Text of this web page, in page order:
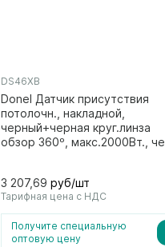
DS46XB
Donel Датчик присутствия
потолочн., накладной,
черный+черная круг.линза
обзор 360º, макс.2000Вт., че
3 207,69 руб/шт
Тарифная цена с НДС
Получите специальную
оптовую цену